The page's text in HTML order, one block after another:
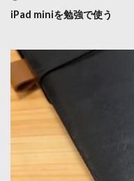
iPad miniを勉強で使う